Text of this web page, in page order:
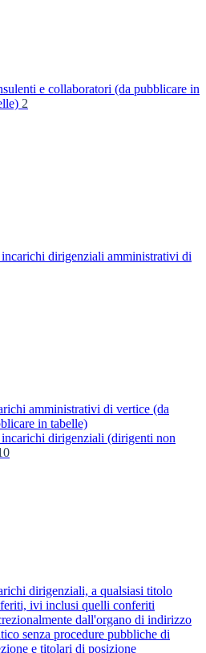
e collaboratori (da pubblicare in
2
dirigenziali amministrativi di
amministrativi di vertice (da
in tabelle)
dirigenziali (dirigenti non
dirigenziali, a qualsiasi titolo
ivi inclusi quelli conferiti
dall'organo di indirizzo
senza procedure pubbliche di
e titolari di posizione